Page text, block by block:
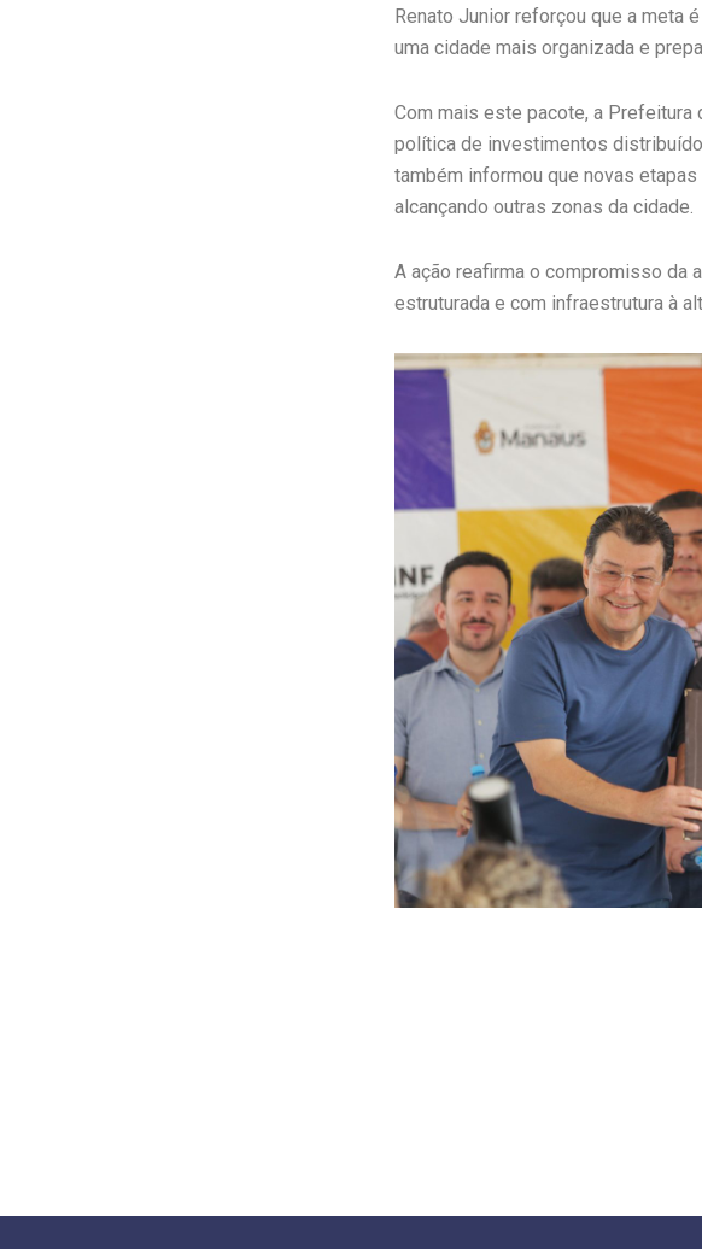
Renato Junior reforçou que a meta
uma cidade mais organizada e
Com mais este pacote, a Prefeitura
política de investimentos
também informou que novas
alcançando outras zonas da cidade.
A ação reafirma o compromisso da
estruturada e com infraestrutura à